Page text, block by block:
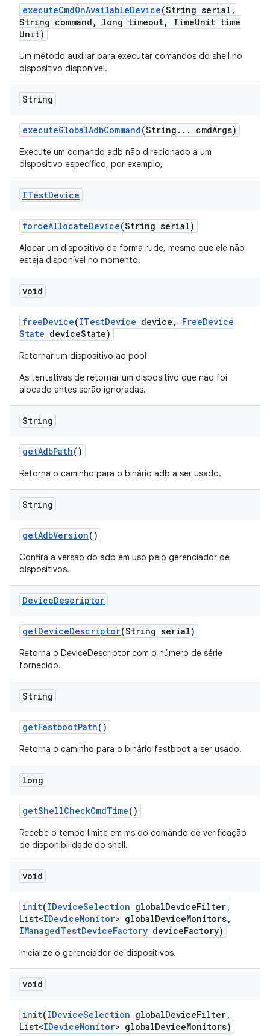
executeCmdOnAvailableDevice(String serial ,
String command , long timeout, TimeUnit time
Unit)
Um método auxiliar para executar comandos do shell no
dispositivo disponível.
String
executeGlobalAdbCommand(String . . . cmdArgs)
Execute um comando adb não direcionado a um
dispositivo específico, por exemplo,
ITestDevice
forceAllocateDevice(String serial)
Alocar um dispositivo de forma rude, mesmo que ele não
esteja disponível no momento.
void
freeDevice(ITestDevice device , FreeDevice
State deviceState)
Retornar um dispositivo ao pool
As tentativas de retornar um dispositivo que não foi
alocado antes serão ignoradas.
String
getAdbPath()
Retorna o caminho para o binário adb a ser usado.
String
getAdbVersion()
Confira a versão do adb em uso pelo gerenciador de
dispositivos.
DeviceDescriptor
getDeviceDescriptor(String serial)
Retorna o DeviceDescriptor com o número de série
fornecido.
String
getFastbootPath()
Retorna o caminho para o binário fastboot a ser usado.
long
getShellCheckCmdTime()
Recebe o tempo limite em ms do comando de verificação
de disponibilidade do shell.
void
init(IDeviceSelection globalDeviceFilter,
List<IDeviceMonitor> globalDeviceMonitors,
IManagedTestDeviceFactory deviceFactory)
Inicialize o gerenciador de dispositivos.
void
init(IDeviceSelection globalDeviceFilter,
List<IDeviceMonitor> globalDeviceMonitors)